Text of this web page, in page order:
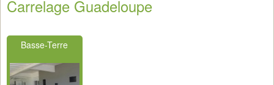
Carrelage Guadeloupe
Basse-Terre